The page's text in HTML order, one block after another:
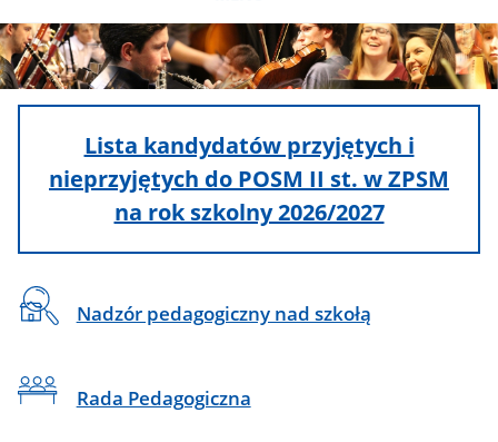
Lista kandydatów przyjętych i
nieprzyjętych do POSM II st. w ZPSM
na rok szkolny 2026/2027
Na
skróty
Nadzór pedagogiczny nad szkołą
Rada Pedagogiczna